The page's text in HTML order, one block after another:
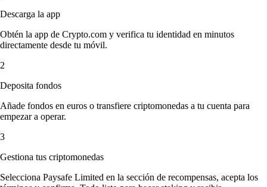
Descarga la app
Obtén la app de Crypto.com y verifica tu identidad en minutos
directamente desde tu móvil.
2
Deposita fondos
Añade fondos en euros o transfiere criptomonedas a tu cuenta para
empezar a operar.
3
Gestiona tus criptomonedas
Selecciona Paysafe Limited en la sección de recompensas, acepta los